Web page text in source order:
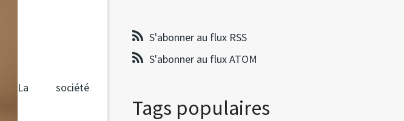
La société
S'abonner au flux RSS
S'abonner au flux ATOM
Tags populaires